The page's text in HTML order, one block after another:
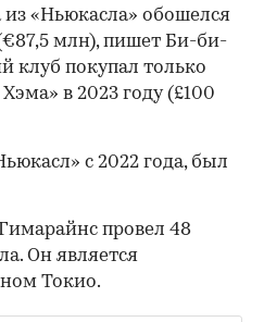
«Ньюкасла» обошелся
млн), пишет Би-би-
клуб покупал только
в 2023 году (£100
с 2022 года, был
провел 48
Он является
Токио.